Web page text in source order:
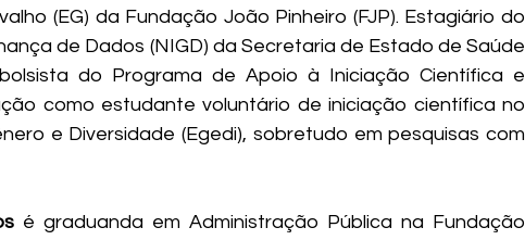
(EG) da Fundação João Pinheiro (FJP). Estagiário do
de Dados (NIGD) da Secretaria de Estado de Saúde
do Programa de Apoio à Iniciação Científica e
como estudante voluntário de iniciação científica no
e Diversidade (Egedi), sobretudo em pesquisas com
é graduanda em Administração Pública na Fundação